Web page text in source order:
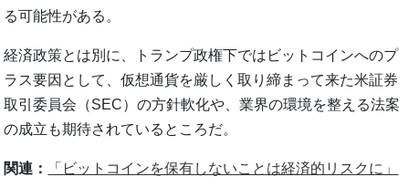
る可能性がある。
経済政策とは別に、トランプ政権下ではビットコインへのプ
ラス要因として、仮想通貨を厳しく取り締まって来た米証券
取引委員会（SEC）の方針軟化や、業界の環境を整える法案
の成立も期待されているところだ。
関連：
「ビットコインを保有しないことは経済的リスクに」